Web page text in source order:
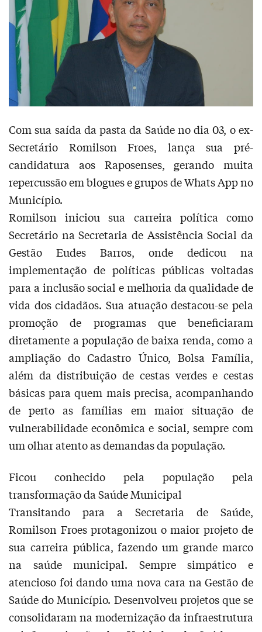
Com sua saída da pasta da Saúde no dia 03, o ex-
Secretário Romilson Froes, lança sua pré-
candidatura aos Raposenses, gerando muita
repercussão em blogues e grupos de Whats App no
Município.
Romilson iniciou sua carreira política como
Secretário na Secretaria de Assistência Social da
Gestão Eudes Barros, onde dedicou na
implementação de políticas públicas voltadas
para a inclusão social e melhoria da qualidade de
vida dos cidadãos. Sua atuação destacou-se pela
promoção de programas que beneficiaram
diretamente a população de baixa renda, como a
ampliação do Cadastro Único, Bolsa Família,
além da distribuição de cestas verdes e cestas
básicas para quem mais precisa, acompanhando
de perto as famílias em maior situação de
vulnerabilidade econômica e social, sempre com
um olhar atento as demandas da população.
Ficou conhecido pela população pela
transformação da Saúde Municipal
Transitando para a Secretaria de Saúde,
Romilson Froes protagonizou o maior projeto de
sua carreira pública, fazendo um grande marco
na saúde municipal. Sempre simpático e
atencioso foi dando uma nova cara na Gestão de
Saúde do Município. Desenvolveu projetos que se
consolidaram na modernização da infraestrutura